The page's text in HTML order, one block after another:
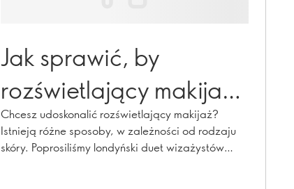
Jak sprawić, by
rozświetlający makijaż
przetrwał cały dzień?
Chcesz udoskonalić rozświetlający makijaż?
Istnieją różne sposoby, w zależności od rodzaju
skóry. Poprosiliśmy londyński duet wizażystów